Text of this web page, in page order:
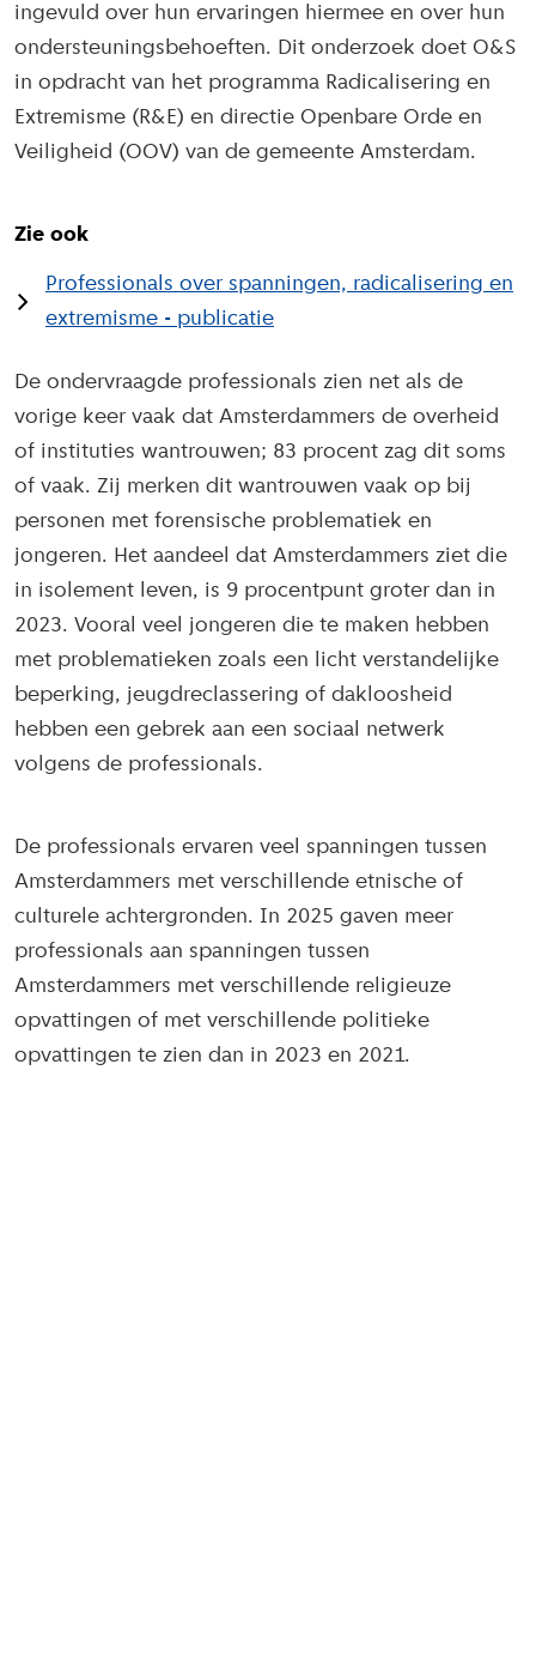
ingevuld over hun ervaringen hiermee en over hun
ondersteuningsbehoeften. Dit onderzoek doet O&S
in opdracht van het programma Radicalisering en
Extremisme (R&E) en directie Openbare Orde en
Veiligheid (OOV) van de gemeente Amsterdam.
Zie ook
Professionals over spanningen, radicalisering en
extremisme - publicatie
De ondervraagde professionals zien net als de
vorige keer vaak dat Amsterdammers de overheid
of instituties wantrouwen; 83 procent zag dit soms
of vaak. Zij merken dit wantrouwen vaak op bij
personen met forensische problematiek en
jongeren. Het aandeel dat Amsterdammers ziet die
in isolement leven, is 9 procentpunt groter dan in
2023. Vooral veel jongeren die te maken hebben
met problematieken zoals een licht verstandelijke
beperking, jeugdreclassering of dakloosheid
hebben een gebrek aan een sociaal netwerk
volgens de professionals.
De professionals ervaren veel spanningen tussen
Amsterdammers met verschillende etnische of
culturele achtergronden. In 2025 gaven meer
professionals aan spanningen tussen
Amsterdammers met verschillende religieuze
opvattingen of met verschillende politieke
opvattingen te zien dan in 2023 en 2021.